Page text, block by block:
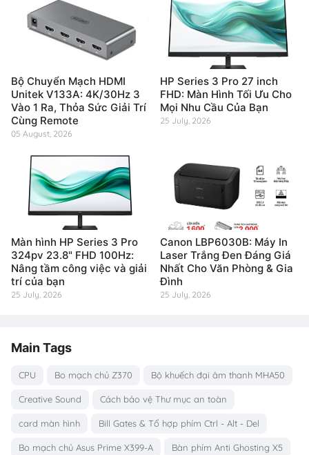
Bộ Chuyển Mạch HDMI
Unitek V133A: 4K/30Hz 3
Vào 1 Ra, Thỏa Sức Giải Trí
Cùng Remote
05 August, 2026
HP Series 3 Pro 27 inch
FHD: Màn Hình Tối Ưu Cho
Mọi Nhu Cầu Của Bạn
25 July, 2026
Màn hình HP Series 3 Pro
324pv 23.8" FHD 100Hz:
Nâng tầm công việc và giải
trí của bạn
25 July, 2026
Canon LBP6030B: Máy In
Laser Trắng Đen Đáng Giá
Nhất Cho Văn Phòng & Gia
Đình
25 July, 2026
Main Tags
CPU Bo mạch chủ Z370 Bộ khuếch đại âm thanh MHA50
Creative Sound Cách bảo vệ Thư mục an toàn
card màn hình Bill Gates & Tổ hợp phím Ctrl - Alt - Del
Bo mạch chủ Asus Prime X399-A Bàn phím Anti Ghosting X5